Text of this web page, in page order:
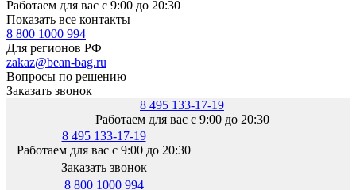
Работаем для вас с 9:00 до 20:30
Показать все контакты
8 800 1000 994
Для регионов РФ
zakaz@bean-bag.ru
Вопросы по решению
Заказать звонок
8 495 133-17-19
Работаем для вас с 9:00 до 20:30
8 495 133-17-19
Работаем для вас с 9:00 до 20:30
Заказать звонок
8 800 1000 994